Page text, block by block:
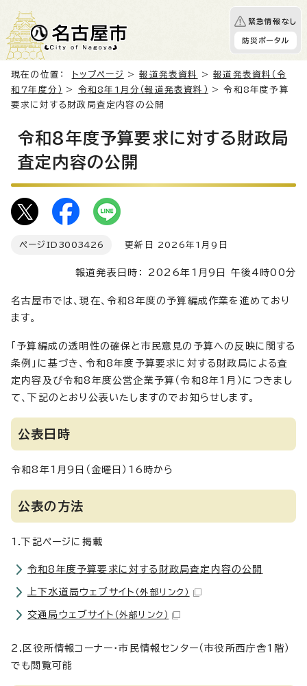
緊急情報なし
防災ポータル
現在の位置： トップページ >報道発表資料 >報道発表資料（令
和7年度分）
> 令和8年1月分（報道発表資料）
> 令和8年度予算
要求に対する財政局査定内容の公開
令和8年度予算要求に対する財政局
査定内容の公開
ページID 3003426 更新日 2026年1月9日
報道発表日時： 2026年1月9日 午後4時00分
名古屋市では、現在、令和8年度の予算編成作業を進めており
ます。
「予算編成の透明性の確保と市民意見の予算への反映に関する
条例」に基づき、令和8年度予算要求に対する財政局による査
定内容及び令和8年度公営企業予算（令和8年1月）につきまし
て、下記のとおり公表いたしますのでお知らせします。
公表日時
令和8年1月9日（金曜日）16時から
公表の方法
1.下記ページに掲載
令和8年度予算要求に対する財政局査定内容の公開
上下水道局ウェブサイト （外部リンク）
交通局ウェブサイト （外部リンク）
2.区役所情報コーナー・市民情報センター（市役所西庁舎1階）
でも閲覧可能